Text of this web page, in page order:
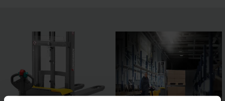
sécurité au travail maximale. Le moteur à courant triphasé
moderne se distingue par une performance impressionnante,
un rendement élevé et une excellente efficacité
énergétique. Le travail confortable est rendu possible par
trois programmes de conduite pouvant être sélectionnés de
manière fluide et une hydraulique proportionnelle à grande
sensibilité de série pour une levée et une descente tout en